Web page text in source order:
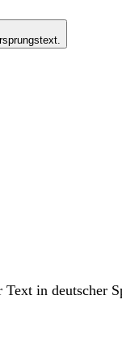
in deutscher